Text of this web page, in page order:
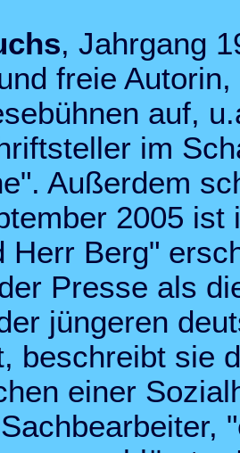
, Jahrgang
freie
auf,
im
Außerdem
2005 ist
Herr Berg"
Presse als
jüngeren
beschreibt sie
einer